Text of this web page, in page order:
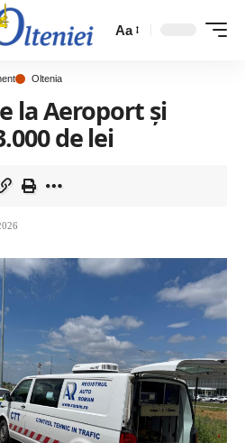
Aa
Oltenia
la Aeroport și
de lei